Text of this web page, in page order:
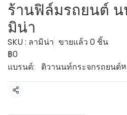
ร้านฟิล์มรถยนต์
มิน่า
SKU : ลามิน่า ขายแล้ว 0 ชิ้น
฿0
แบรนด์:
ติวานนท์กระจกรถยนต์
แชร์